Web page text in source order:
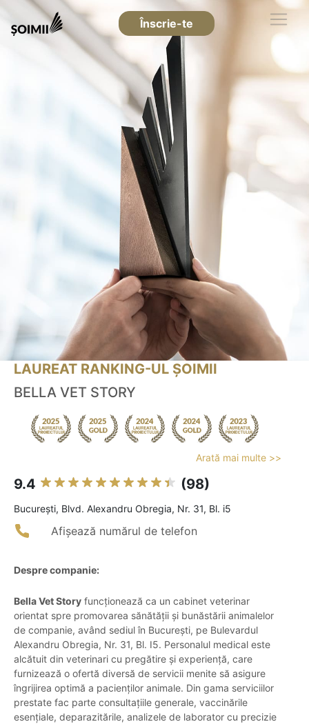
Înscrie-te
LAUREAT RANKING-UL ȘOIMII
BELLA VET STORY
Arată mai multe >>
9.4 (98)
Bucureşti, Blvd. Alexandru Obregia, Nr. 31, Bl. i5
Afișează numărul de telefon
Despre companie:
Bella Vet Story funcționează ca un cabinet veterinar
orientat spre promovarea sănătății și bunăstării animalelor
de companie, având sediul în București, pe Bulevardul
Alexandru Obregia, Nr. 31, Bl. I5. Personalul medical este
alcătuit din veterinari cu pregătire și experiență, care
furnizează o ofertă diversă de servicii menite să asigure
îngrijirea optimă a pacienților animale. Din gama serviciilor
prestate fac parte consultațiile generale, vaccinările
esențiale, deparazitările, analizele de laborator cu precizie